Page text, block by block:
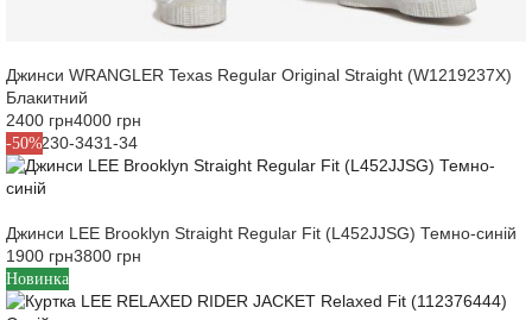
Джинси WRANGLER Texas Regular Original Straight (W1219237X)
Блакитний
2400 грн4000 грн
-50%
30-3230-3431-34
Джинси LEE Brooklyn Straight Regular Fit (L452JJSG) Темно-синій
1900 грн3800 грн
Новинка
MLXL